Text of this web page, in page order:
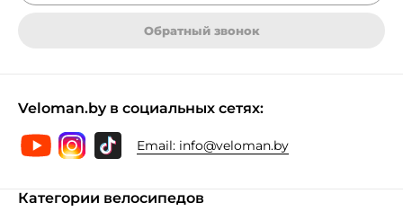
Обратный звонок
Veloman.by в социальных сетях:
Email: info@veloman.by
Категории велосипедов